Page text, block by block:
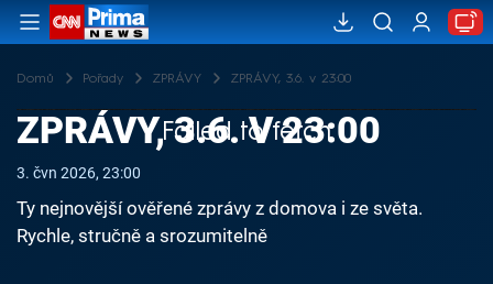
Domů Pořady ZPRÁVY ZPRÁVY, 3.6. v 23:00
Failed to fetch
ZPRÁVY, 3.6. V 23:00
3. čvn 2026, 23:00
Ty nejnovější ověřené zprávy z domova i ze světa.
Rychle, stručně a srozumitelně